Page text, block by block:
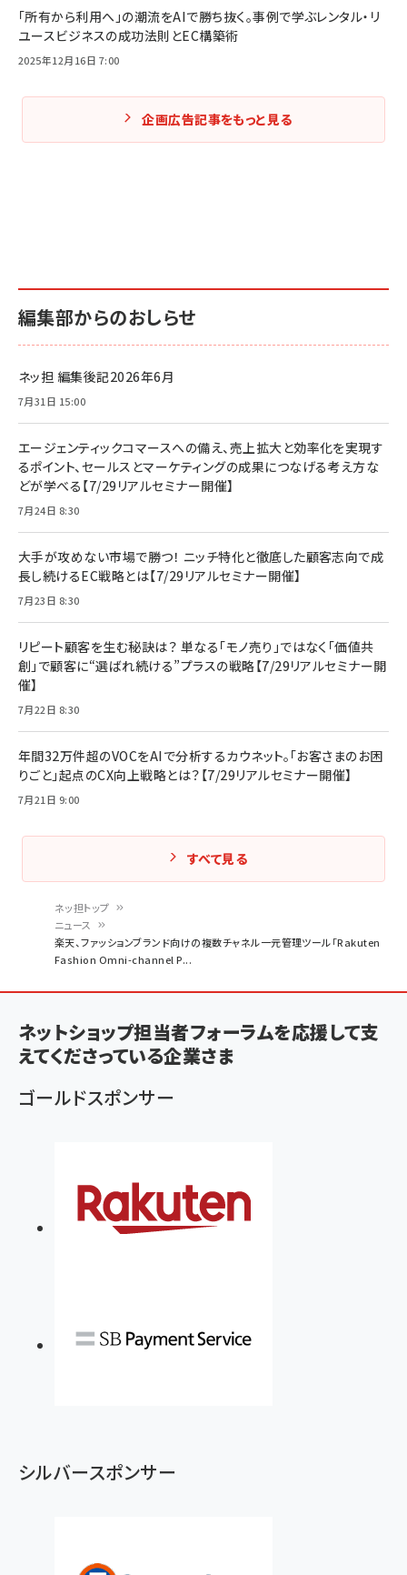
く
ず
ネッ担トップ
ニュース
楽天、ファッションブランド向けの複数チャネル一元管理ツール「Rakuten
Fashion Omni-channel P...
「所有から利用へ」の潮流をAIで勝ち抜く。事例で学ぶレンタル・リ
ユースビジネスの成功法則とEC構築術
2025年12月16日 7:00
企画広告記事をもっと見る
編集部からのおしらせ
ネッ担 編集後記2026年6月
7月31日 15:00
エージェンティックコマースへの備え、売上拡大と効率化を実現す
るポイント、セールスとマーケティングの成果につなげる考え方な
どが学べる【7/29リアルセミナー開催】
7月24日 8:30
大手が攻めない市場で勝つ！ ニッチ特化と徹底した顧客志向で成
長し続けるEC戦略とは【7/29リアルセミナー開催】
7月23日 8:30
リピート顧客を生む秘訣は？ 単なる「モノ売り」ではなく「価値共
創」で顧客に“選ばれ続ける”プラスの戦略【7/29リアルセミナー開
催】
7月22日 8:30
年間32万件超のVOCをAIで分析するカウネット。「お客さまのお困
りごと」起点のCX向上戦略とは？【7/29リアルセミナー開催】
7月21日 9:00
すべて見る
ネットショップ担当者フォーラムを応援して支
えてくださっている企業さま
ゴールドスポンサー
シルバースポンサー